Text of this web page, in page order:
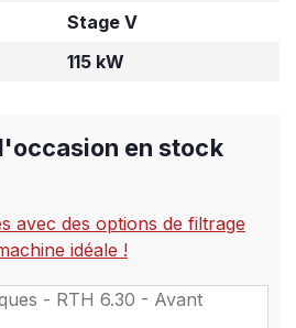
Stage V
115 kW
en stock
avec des options de filtrage
idéale !